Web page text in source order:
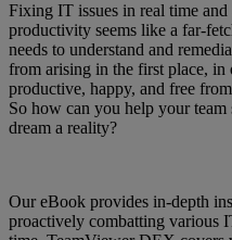
Fixing IT issues in real time
productivity seems like a far-
needs to understand and
from arising in the first place, in
productive, happy, and free
So how can you help your
dream a reality?
Our eBook provides in-depth
proactively combatting various